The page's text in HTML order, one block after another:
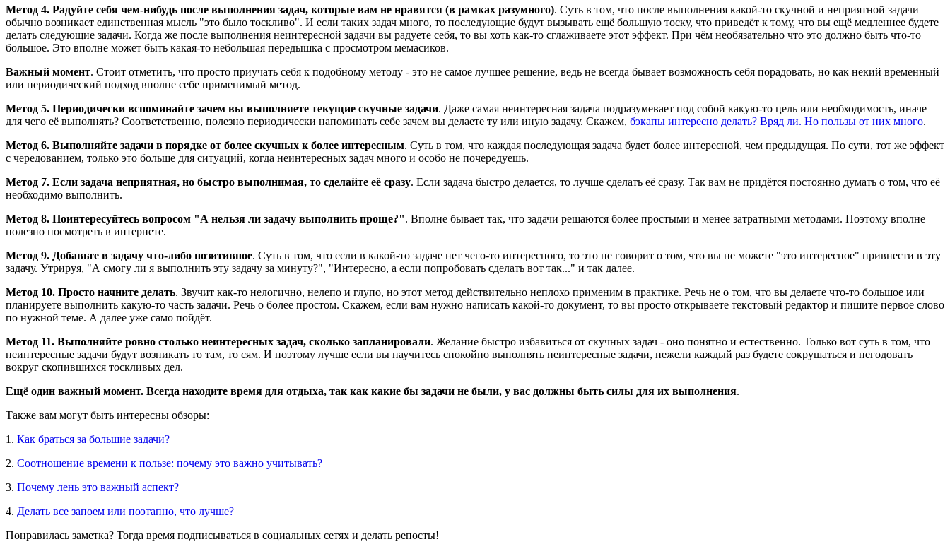
Метод 4. Радуйте себя чем-нибудь после выполнения задач, которые вам не нравятся (в рамках разумного). Суть в том, что после выполнения какой-то скучной и неприятной задачи
обычно возникает единственная мысль "это было тоскливо". И если таких задач много, то последующие будут вызывать ещё большую тоску, что приведёт к тому, что вы ещё медленнее будете
делать следующие задачи. Когда же после выполнения неинтересной задачи вы радуете себя, то вы хоть как-то сглаживаете этот эффект. При чём необязательно что это должно быть что-то
большое. Это вполне может быть какая-то небольшая передышка с просмотром мемасиков.
Важный момент. Стоит отметить, что просто приучать себя к подобному методу - это не самое лучшее решение, ведь не всегда бывает возможность себя порадовать, но как некий временный
или периодический подход вполне себе применимый метод.
Метод 5. Периодически вспоминайте зачем вы выполняете текущие скучные задачи. Даже самая неинтересная задача подразумевает под собой какую-то цель или необходимость, иначе
для чего её выполнять? Соответственно, полезно периодически напоминать себе зачем вы делаете ту или иную задачу. Скажем, бэкапы интересно делать? Вряд ли. Но пользы от них много.
Метод 6. Выполняйте задачи в порядке от более скучных к более интересным. Суть в том, что каждая последующая задача будет более интересной, чем предыдущая. По сути, тот же эффект
с чередованием, только это больше для ситуаций, когда неинтересных задач много и особо не почередуешь.
Метод 7. Если задача неприятная, но быстро выполнимая, то сделайте её сразу. Если задача быстро делается, то лучше сделать её сразу. Так вам не придётся постоянно думать о том, что её
необходимо выполнить.
Метод 8. Поинтересуйтесь вопросом "А нельзя ли задачу выполнить проще?". Вполне бывает так, что задачи решаются более простыми и менее затратными методами. Поэтому вполне
полезно посмотреть в интернете.
Метод 9. Добавьте в задачу что-либо позитивное. Суть в том, что если в какой-то задаче нет чего-то интересного, то это не говорит о том, что вы не можете "это интересное" привнести в эту
задачу. Утрируя, "А смогу ли я выполнить эту задачу за минуту?", "Интересно, а если попробовать сделать вот так..." и так далее.
Метод 10. Просто начните делать. Звучит как-то нелогично, нелепо и глупо, но этот метод действительно неплохо применим в практике. Речь не о том, что вы делаете что-то большое или
планируете выполнить какую-то часть задачи. Речь о более простом. Скажем, если вам нужно написать какой-то документ, то вы просто открываете текстовый редактор и пишите первое слово
по нужной теме. А далее уже само пойдёт.
Метод 11. Выполняйте ровно столько неинтересных задач, сколько запланировали. Желание быстро избавиться от скучных задач - оно понятно и естественно. Только вот суть в том, что
неинтересные задачи будут возникать то там, то сям. И поэтому лучше если вы научитесь спокойно выполнять неинтересные задачи, нежели каждый раз будете сокрушаться и негодовать
вокруг скопившихся тоскливых дел.
Ещё один важный момент. Всегда находите время для отдыха, так как какие бы задачи не были, у вас должны быть силы для их выполнения.
Также вам могут быть интересны обзоры:
1. Как браться за большие задачи?
2. Соотношение времени к пользе: почему это важно учитывать?
3. Почему лень это важный аспект?
4. Делать все запоем или поэтапно, что лучше?
Понравилась заметка? Тогда время подписываться в социальных сетях и делать репосты!